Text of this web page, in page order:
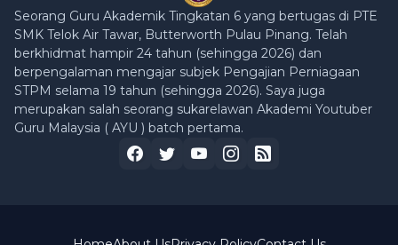
Seorang Guru Akademik Tingkatan 6 yang bertugas di PTE
SMK Telok Air Tawar, Butterworth Pulau Pinang. Telah
berkhidmat hampir 24 tahun (sehingga 2026) dan
berpengalaman mengajar subjek Pengajian Perniagaan
STPM selama 19 tahun (sehingga 2026). Saya juga
merupakan salah seorang sukarelawan Akademi Youtuber
Guru Malaysia ( AYU ) batch pertama.